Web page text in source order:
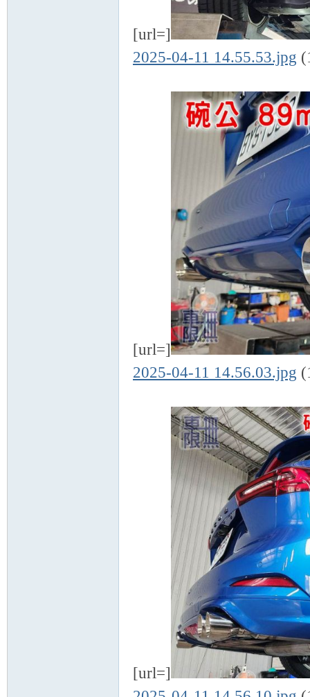
[url=]
2025-04-11 14.55.53.jpg
[url=]
2025-04-11 14.56.03.jpg
[url=]